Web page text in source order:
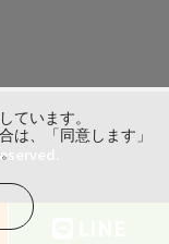
ています。
は、「同意します」